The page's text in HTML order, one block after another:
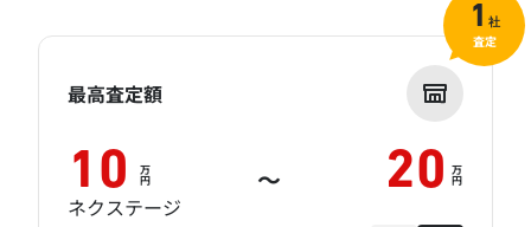
最高査定額
10 万
円 ～ 20 万
円
ネクステージ
1 社
査定